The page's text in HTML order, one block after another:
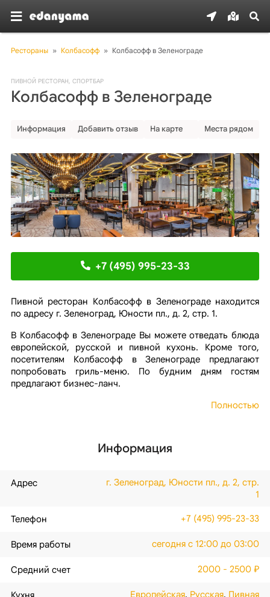
Рестораны » Колбасофф » Колбасофф в Зеленограде
ПИВНОЙ РЕСТОРАН, СПОРТБАР
Колбасофф в Зеленограде
Информация Добавить отзыв На карте Места рядом
+7 (495) 995-23-33
Пивной ресторан Колбасофф в Зеленограде находится
по адресу г. Зеленоград, Юности пл., д. 2, стр. 1.
В Колбасофф в Зеленограде Вы можете отведать блюда
европейской, русской и пивной кухонь. Кроме того,
посетителям Колбасофф в Зеленограде предлагают
попробовать гриль-меню. По будним дням гостям
предлагают бизнес-ланч.
Полностью
Информация
Адрес
г. Зеленоград, Юности пл., д. 2, стр.
1
Телефон +7 (495) 995-23-33
Время работы сегодня с 12:00 до 03:00
Средний счет 2000 - 2500 ₽
Европейская, Русская, Пивная